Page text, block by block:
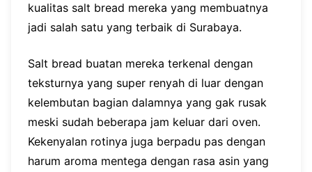
kualitas salt bread mereka yang membuatnya
jadi salah satu yang terbaik di Surabaya.
Salt bread buatan mereka terkenal dengan
teksturnya yang super renyah di luar dengan
kelembutan bagian dalamnya yang gak rusak
meski sudah beberapa jam keluar dari oven.
Kekenyalan rotinya juga berpadu pas dengan
harum aroma mentega dengan rasa asin yang